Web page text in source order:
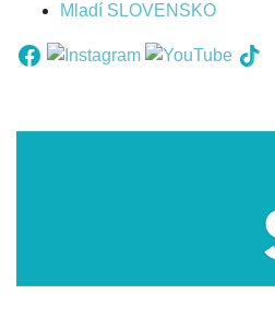
Mladí SLOVENSKO